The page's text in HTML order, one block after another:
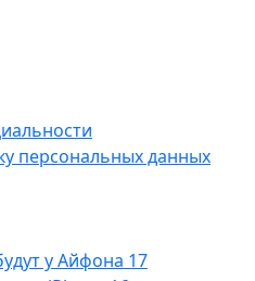
персональных данных
у Айфона 17